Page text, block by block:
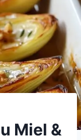
Miel &